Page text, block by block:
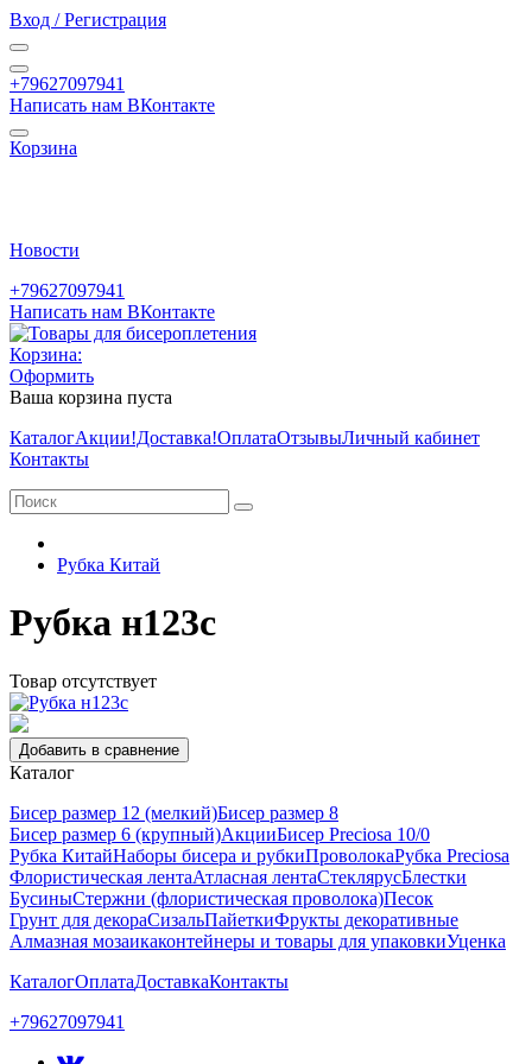
Вход / Регистрация
+79627097941
Написать нам ВКонтакте
Корзина
Новости
+79627097941
Написать нам ВКонтакте
Корзина:
Оформить
Ваша корзина пуста
КаталогАкции!Доставка!ОплатаОтзывыЛичный кабинет
Контакты
Рубка Китай
Рубка н123с
Товар отсутствует
Добавить в сравнение
Каталог
Бисер размер 12 (мелкий)Бисер размер 8
Бисер размер 6 (крупный)АкцииБисер Preciosa 10/0
Рубка КитайНаборы бисера и рубкиПроволокаРубка Preciosa
Флористическая лентаАтласная лентаСтеклярусБлестки
БусиныСтержни (флористическая проволока)Песок
Грунт для декораСизальПайеткиФрукты декоративные
Алмазная мозаикаконтейнеры и товары для упаковкиУценка
КаталогОплатаДоставкаКонтакты
+79627097941